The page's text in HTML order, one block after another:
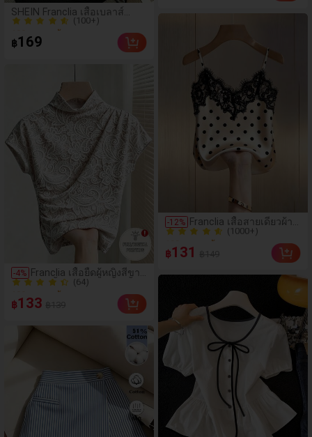
SHEIN Franclia เสื้อเบลาส์
ลายตารางหมากรุกวินเทจ
สำหรับผู้หญิง, เสื้อเชิ้ตแขนพัฟ
คอปกปีเตอร์แพนระบายลูกไม้,
กระดุมด้านหลัง, เสื้อเบลาส์ลำ
(100+)
100+ ขายแล้ว
100+ ขายแล้ว
฿169
-4% Franclia เสื้อยืดผู้หญิงสีขาว
แขนสั้นทรงเข้ารูปจีบสีพื้น
สไตล์ลำลองอเนกประสงค์
(64)
100+ ขายแล้ว
100+ ขายแล้ว
฿133
-12% Franclia เสื้อสายเดี่ยวผ้า
ซาตินปะติดลูกไม้เข้ารูป
สุดเซ็กซี่, เสื้อกั๊กเก๋ไก๋
สำหรับวันหยุดพักผ่อนริม
ทะเลฤดูร้อนสำหรับผู้หญิง
(1000+)
100+ ขายแล้ว
100+ ขายแล้ว
฿131